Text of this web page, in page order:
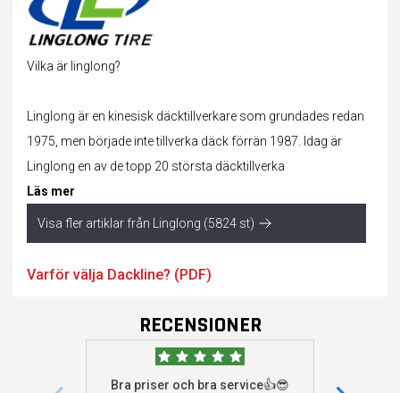
Vilka är linglong?
Linglong är en kinesisk däcktillverkare som grundades redan
1975, men började inte tillverka däckförrän 1987. Idag är
Linglong en av de topp 20 största däcktillverka
Läs mer
Visa fler artiklar från Linglong (5824 st)
Varför välja Dackline? (PDF)
RECENSIONER
Bra priser och bra service👍😎